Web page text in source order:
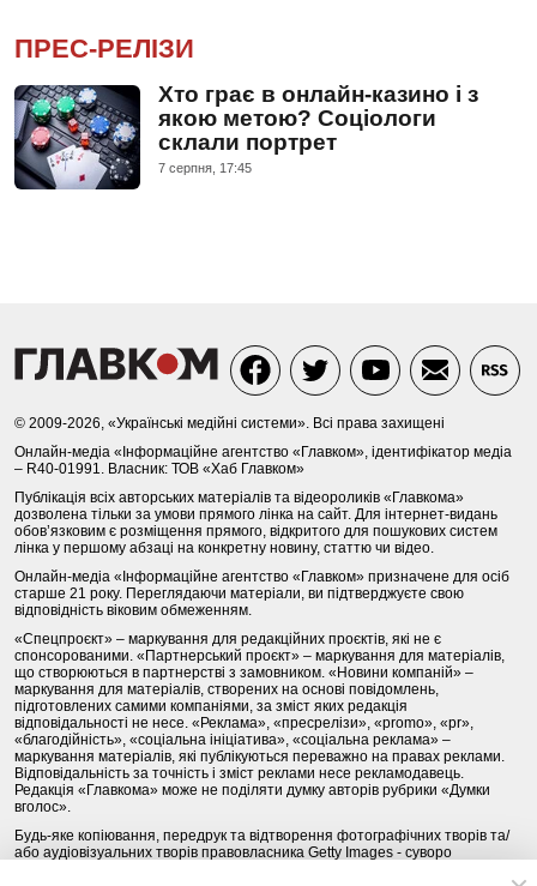
ПРЕС-РЕЛІЗИ
Хто грає в онлайн-казино і з
якою метою? Соціологи
склали портрет
7 серпня, 17:45
© 2009-2026, «Українські медійні системи». Всі права захищені
Онлайн-медіа «Інформаційне агентство «Главком», ідентифікатор медіа
– R40-01991. Власник: ТОВ «Хаб Главком»
Публікація всіх авторських матеріалів та відеороликів «Главкома»
дозволена тільки за умови прямого лінка на сайт. Для інтернет-видань
обов’язковим є розміщення прямого, відкритого для пошукових систем
лінка у першому абзаці на конкретну новину, статтю чи відео.
Онлайн-медіа «Інформаційне агентство «Главком» призначене для осіб
старше 21 року. Переглядаючи матеріали, ви підтверджуєте свою
відповідність віковим обмеженням.
«Спецпроєкт» – маркування для редакційних проєктів, які не є
спонсорованими. «Партнерський проєкт» – маркування для матеріалів,
що створюються в партнерстві з замовником. «Новини компаній» –
маркування для матеріалів, створених на основі повідомлень,
підготовлених самими компаніями, за зміст яких редакція
відповідальності не несе. «Реклама», «пресрелізи», «promo», «pr»,
«благодійність», «соціальна ініціатива», «соціальна реклама» –
маркування матеріалів, які публікуються переважно на правах реклами.
Відповідальність за точність і зміст реклами несе рекламодавець.
Редакція «Главкома» може не поділяти думку авторів рубрики «Думки
вголос».
Будь-яке копіювання, передрук та відтворення фотографічних творів та/
або аудіовізуальних творів правовласника Getty Images - суворо